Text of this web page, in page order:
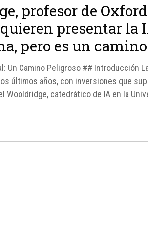
profesor de
presentar la
pero es un
Un Camino Peligroso ## Introducción
últimos años, con inversiones que
Wooldridge, catedrático de IA en la